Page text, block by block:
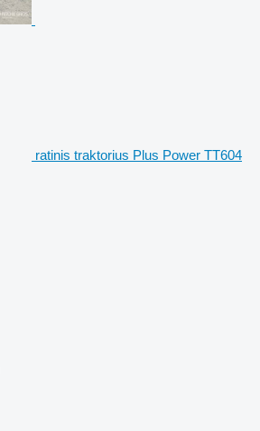
ratinis traktorius Plus Power TT604